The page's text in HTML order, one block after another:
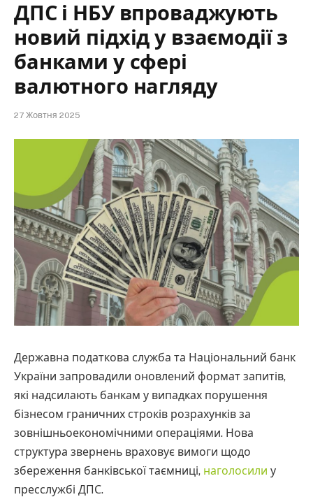
ДПС і НБУ впроваджують
новий підхід у взаємодії з
банками у сфері
валютного нагляду
27 Жовтня 2025
Державна податкова служба та Національний банк
України запровадили оновлений формат запитів,
які надсилають банкам у випадках порушення
бізнесом граничних строків розрахунків за
зовнішньоекономічними операціями. Нова
структура звернень враховує вимоги щодо
збереження банківської таємниці, наголосили у
пресслужбі ДПС.